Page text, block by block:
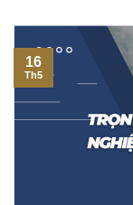
16
Th5